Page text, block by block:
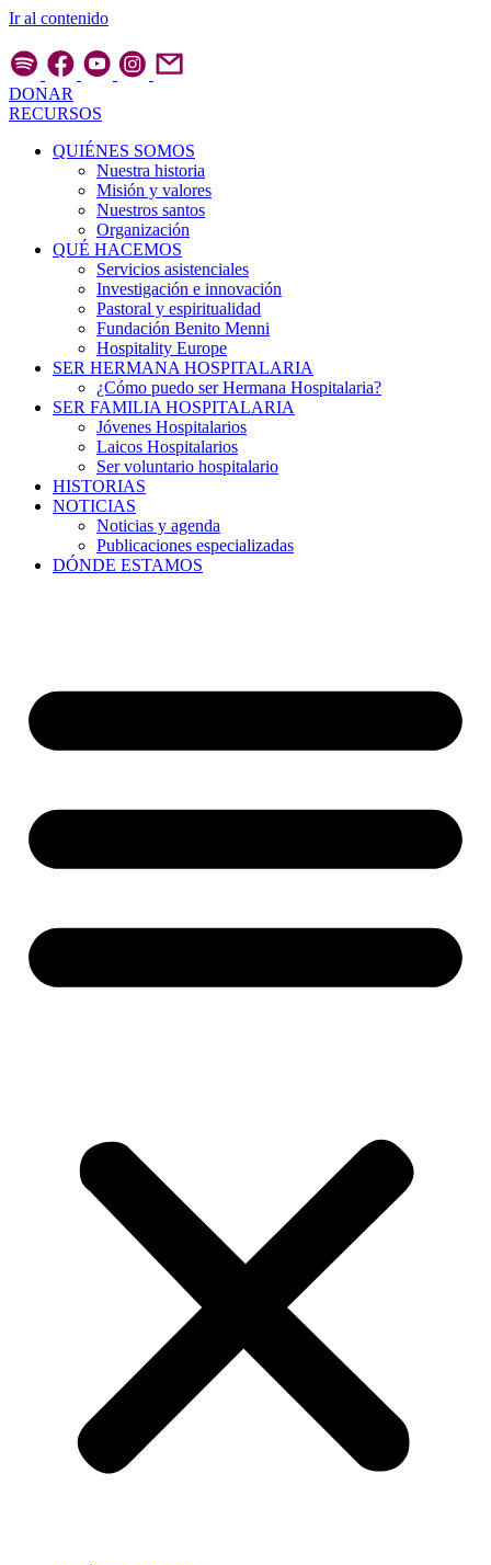
Ir al contenido
DONAR
RECURSOS
QUIÉNES SOMOS
Nuestra historia
Misión y valores
Nuestros santos
Organización
QUÉ HACEMOS
Servicios asistenciales
Investigación e innovación
Pastoral y espiritualidad
Fundación Benito Menni
Hospitality Europe
SER HERMANA HOSPITALARIA
¿Cómo puedo ser Hermana Hospitalaria?
SER FAMILIA HOSPITALARIA
Jóvenes Hospitalarios
Laicos Hospitalarios
Ser voluntario hospitalario
HISTORIAS
NOTICIAS
Noticias y agenda
Publicaciones especializadas
DÓNDE ESTAMOS